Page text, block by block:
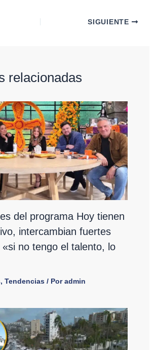
SIGUIENTE
relacionadas
del programa Hoy tienen
intercambian fuertes
no tengo el talento, lo
, Tendencias/ Poradmin